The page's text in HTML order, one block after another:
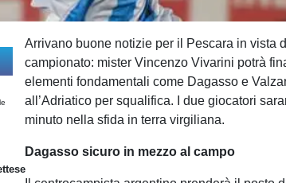
Arrivano buone notizie per il Pescara in vista
campionato: mister Vincenzo Vivarini potrà
elementi fondamentali come Dagasso e
all’Adriatico per squalifica. I due giocatori
minuto nella sfida in terra virgiliana.
Dagasso sicuro in mezzo al campo